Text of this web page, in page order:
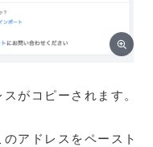
がコピーされます。
アドレスをペースト